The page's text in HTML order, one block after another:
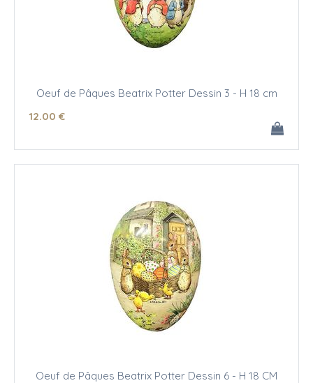
Oeuf de Pâques Beatrix Potter Dessin 3 - H 18 cm
12.00 €
Oeuf de Pâques Beatrix Potter Dessin 6 - H 18 CM